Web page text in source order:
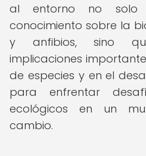
al entorno no solo
conocimiento sobre la
y anfibios, sino
implicaciones
de especies y en el
para enfrentar
ecológicos en un
cambio.